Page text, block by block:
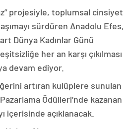
projesiyle, toplumsal cinsiyet
sürdüren Anadolu Efes,
Dünya Kadınlar Günü
her an karşı çıkılması
devam ediyor.
artıran kulüplere sunulan
Ödülleri’nde kazanan
içerisinde açıklanacak.